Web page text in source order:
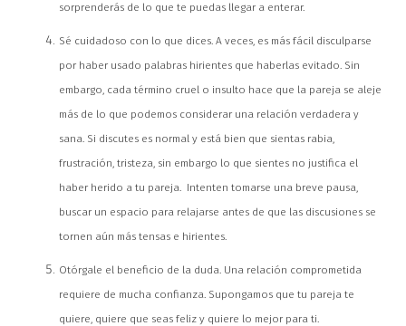
sorprenderás de lo que te puedas llegar a enterar.
Sé cuidadoso con lo que dices. A veces, es más fácil disculparse
por haber usado palabras hirientes que haberlas evitado. Sin
embargo, cada término cruel o insulto hace que la pareja se aleje
más de lo que podemos considerar una relación verdadera y
sana. Si discutes es normal y está bien que sientas rabia,
frustración, tristeza, sin embargo lo que sientes no justifica el
haber herido a tu pareja. Intenten tomarse una breve pausa,
buscar un espacio para relajarse antes de que las discusiones se
tornen aún más tensas e hirientes.
Otórgale el beneficio de la duda. Una relación comprometida
requiere de mucha confianza. Supongamos que tu pareja te
quiere, quiere que seas feliz y quiere lo mejor para ti.